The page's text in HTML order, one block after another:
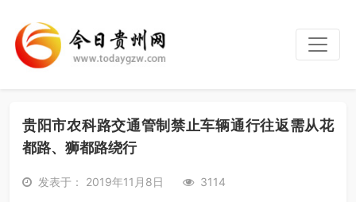
贵阳市农科路交通管制禁止车辆通行往返需从花
都路、狮都路绕行
发表于： 2019年11月8日 3114